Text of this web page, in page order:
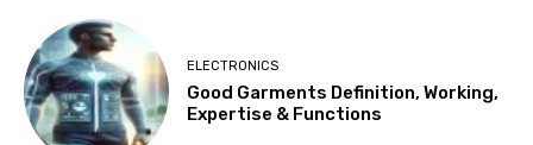
ELECTRONICS
Good Garments Definition, Working,
Expertise & Functions